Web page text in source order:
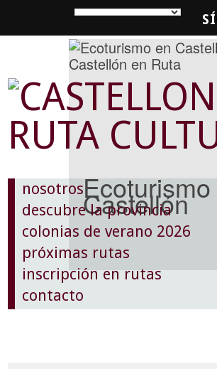
Castellón
nosotros
descubre la provincia
colonias de verano 2026
próximas rutas
inscripción en rutas
contacto